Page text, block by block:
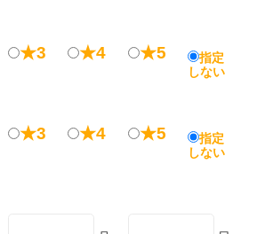
★3 ★4 ★5
指定
しない
★3 ★4 ★5
指定
しない